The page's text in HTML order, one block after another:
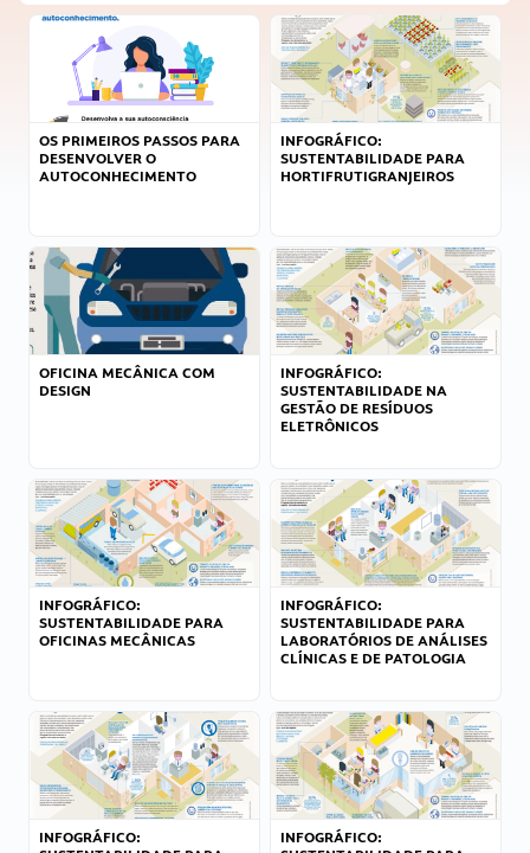
OS PRIMEIROS PASSOS PARA
DESENVOLVER O
AUTOCONHECIMENTO
INFOGRÁFICO:
SUSTENTABILIDADE PARA
HORTIFRUTIGRANJEIROS
OFICINA MECÂNICA COM
DESIGN
INFOGRÁFICO:
SUSTENTABILIDADE NA
GESTÃO DE RESÍDUOS
ELETRÔNICOS
INFOGRÁFICO:
SUSTENTABILIDADE PARA
OFICINAS MECÂNICAS
INFOGRÁFICO:
SUSTENTABILIDADE PARA
LABORATÓRIOS DE ANÁLISES
CLÍNICAS E DE PATOLOGIA
INFOGRÁFICO:
INFOGRÁFICO: